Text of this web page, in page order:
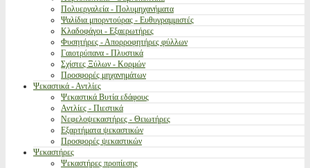
Πολυεργαλεία - Πολυμηχανήματα
Ψαλίδια μπορντούρας - Ευθυγραμμιστές
Κλαδοφάγοι - Εξαερωτήρες
Φυσητήρες - Απορροφητήρες φύλλων
Γαιοτρύπανα - Πλυστικά
Σχίστες Ξύλων - Κορμών
Προσφορές μηχανημάτων
Ψεκαστικά - Αντλίες
Ψεκαστικά Βυτία εδάφους
Αντλίες - Πιεστικά
Νεφελοψεκαστήρες - Θειωτήρες
Εξαρτήματα ψεκαστικών
Προσφορές ψεκαστικών
Ψεκαστήρες
Ψεκαστήρες προπίεσης